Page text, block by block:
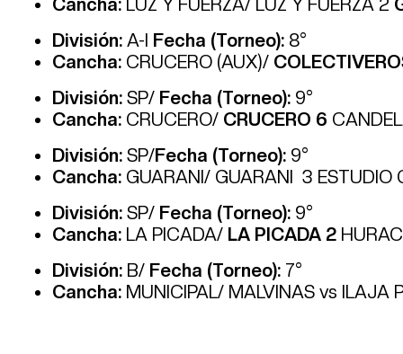
Cancha: LUZ Y FUERZA/ LUZ Y FUERZA 2
División: A-I Fecha (Torneo): 8°
Cancha: CRUCERO (AUX)/
División: SP/ Fecha (Torneo): 9°
Cancha: CRUCERO/ CRUCERO 6
División: SP/Fecha (Torneo): 9°
Cancha: GUARANI/ GUARANI 3 ESTUDIO
División: SP/ Fecha (Torneo): 9°
Cancha: LA PICADA/ LA PICADA 2
División: B/ Fecha (Torneo): 7°
Cancha: MUNICIPAL/ MALVINAS vs ILAJA